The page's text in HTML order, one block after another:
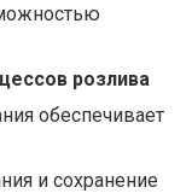
розлива
обеспечивает
и сохранение